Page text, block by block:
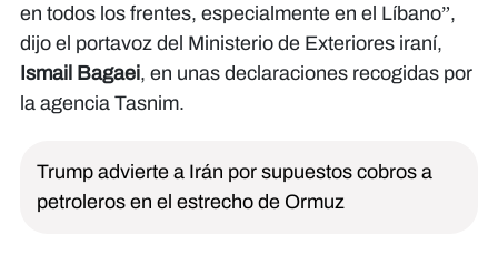
en todos los frentes, especialmente en el Líbano”,
dijo el portavoz del Ministerio de Exteriores iraní,
Ismail Bagaei, en unas declaraciones recogidas por
la agencia Tasnim.
Trump advierte a Irán por supuestos cobros a
petroleros en el estrecho de Ormuz